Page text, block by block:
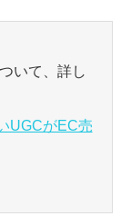
いて、詳し
UGCがEC売